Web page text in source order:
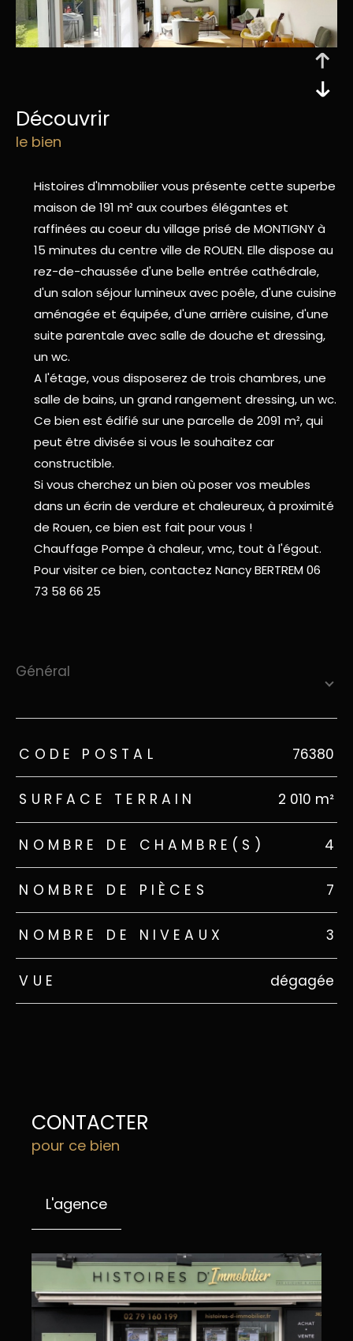
découvrir
le bien
Histoires d'Immobilier vous présente cette superbe
maison de 191 m² aux courbes élégantes et
raffinées au coeur du village prisé de MONTIGNY à
15 minutes du centre ville de ROUEN. Elle dispose au
rez-de-chaussée d'une belle entrée cathédrale,
d'un salon séjour lumineux avec poêle, d'une cuisine
aménagée et équipée, d'une arrière cuisine, d'une
suite parentale avec salle de douche et dressing,
un wc.
A l'étage, vous disposerez de trois chambres, une
salle de bains, un grand rangement dressing, un wc.
Ce bien est édifié sur une parcelle de 2091 m², qui
peut être divisée si vous le souhaitez car
constructible.
Si vous cherchez un bien où poser vos meubles
dans un écrin de verdure et chaleureux, à proximité
de Rouen, ce bien est fait pour vous !
Chauffage Pompe à chaleur, vmc, tout à l'égout.
Pour visiter ce bien, contactez Nancy BERTREM 06
73 58 66 25
général
TRAD_ZEPHYR_Caracteristique TRAD_ZEPHYR_Valeurs
CODE POSTAL 76380
SURFACE TERRAIN 2 010 m²
NOMBRE DE CHAMBRE(S) 4
NOMBRE DE PIÈCES 7
NOMBRE DE NIVEAUX 3
VUE dégagée
CONTACTER
pour ce bien
L'agence